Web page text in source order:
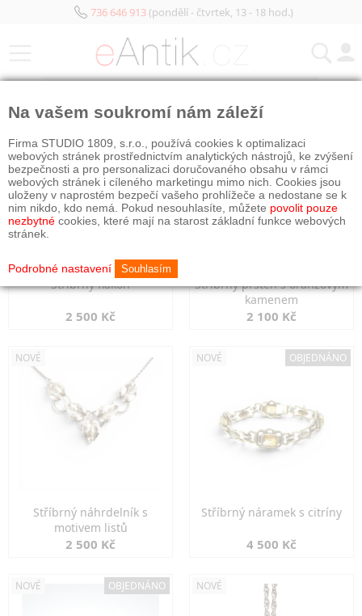
736 646 913(pondělí - čtvrtek, 13 - 18 hod.)
Stříbrný flakon
2 500 Kč
Stříbrný prsten s oranžovým
kamenem
2 100 Kč
NOVÉ
Stříbrný náhrdelník s
motivem listů
2 500 Kč
NOVÉ OBJEDNÁNO
Stříbrný náramek s citríny
4 500 Kč
NOVÉ OBJEDNÁNO NOVÉ
Na vašem soukromí nám záleží
Firma STUDIO 1809, s.r.o., používá cookies k optimalizaci
webových stránek prostřednictvím analytických nástrojů, ke zvýšení
bezpečnosti a pro personalizaci doručovaného obsahu v rámci
webových stránek i cíleného marketingu mimo nich. Cookies jsou
uloženy v naprostém bezpečí vašeho prohlížeče a nedostane se k
nim nikdo, kdo nemá. Pokud nesouhlasíte, můžete povolit pouze
nezbytné cookies, které mají na starost základní funkce webových
stránek.
Podrobné nastavení Souhlasím